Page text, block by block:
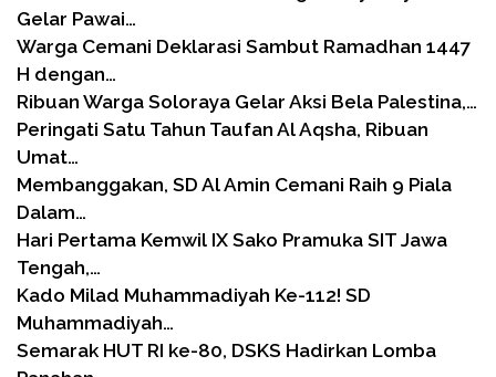
Gelar Pawai…
Warga Cemani Deklarasi Sambut Ramadhan 1447
H dengan…
Ribuan Warga Soloraya Gelar Aksi Bela Palestina,…
Peringati Satu Tahun Taufan Al Aqsha, Ribuan
Umat…
Membanggakan, SD Al Amin Cemani Raih 9 Piala
Dalam…
Hari Pertama Kemwil IX Sako Pramuka SIT Jawa
Tengah,…
Kado Milad Muhammadiyah Ke-112! SD
Muhammadiyah…
Semarak HUT RI ke-80, DSKS Hadirkan Lomba